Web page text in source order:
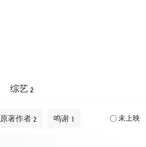
综艺 2
原著作者 2 鸣谢 1 未上映